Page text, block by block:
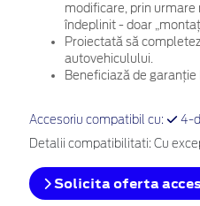
modificare, prin urmare
îndeplinit - doar
Proiectată să
autovehiculului.
Beneficiază de garanție
Accesoriu compatibil cu: 4-
Detalii compatibilitati: Cu
Solicita oferta